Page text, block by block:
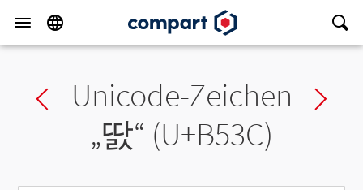
Previous char
Unicode-Zeichen
„딼“ (U+B53C)